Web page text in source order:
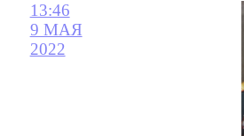
13:46
9 МАЯ
2022